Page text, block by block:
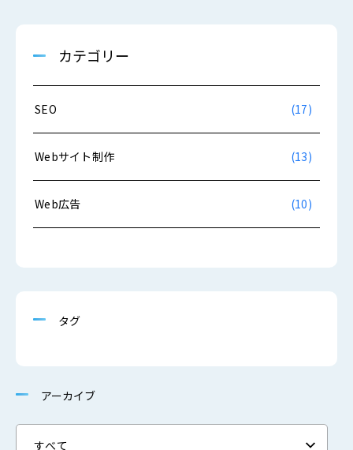
カテゴリー
SEO (17)
Webサイト制作 (13)
Web広告 (10)
タグ
アーカイブ